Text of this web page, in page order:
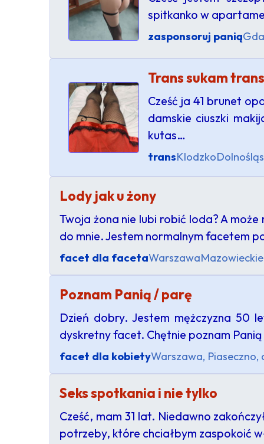
spitkanko w
zasponsoruj panią
Trans sukam trans
Cześć ja 41 brunet
damskie ciuszki
kutas…
transKlodzko
Lody jak u żony
Twoja żona nie lubi robić loda? A
do mnie. Jestem normalnym facetem
facet dla facetaWarszawaMazowieckie
Poznam Panią / parę
Dzień dobry. Jestem mężczyzna 50
dyskretny facet. Chętnie poznam
facet dla kobietyWarszawa, Piaseczno,
Seks spotkania i nie tylko
Cześć, mam 31 lat. Niedawno
potrzeby, które chciałbym zaspokoić